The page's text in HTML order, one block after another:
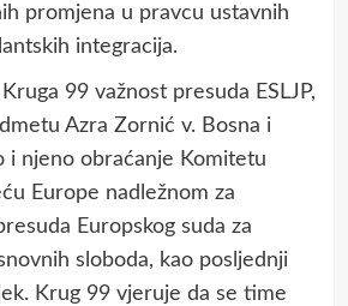
promjena u pravcu ustavnih
integracija.
99 važnost presuda ESLJP,
Azra Zornić v. Bosna i
i njeno obraćanje Komitetu
Europe nadležnom za
Europskog suda za
sloboda, kao posljednji
Krug 99 vjeruje da se time